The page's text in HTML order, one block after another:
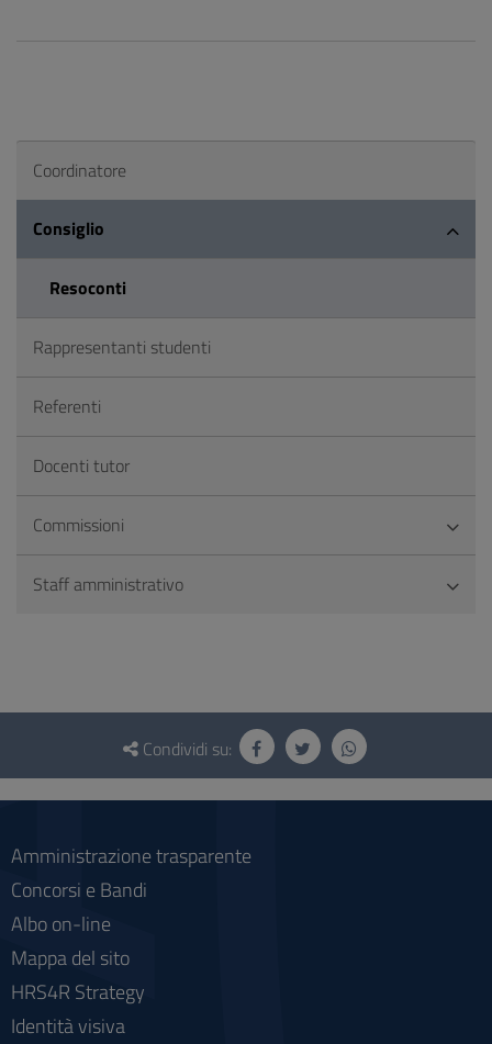
Coordinatore
Consiglio
Resoconti
Rappresentanti studenti
Referenti
Docenti tutor
Commissioni
Staff amministrativo
Questionario
social
Condividi su:
Amministrazione trasparente
Concorsi e Bandi
Albo on-line
Mappa del sito
HRS4R Strategy
Identità visiva